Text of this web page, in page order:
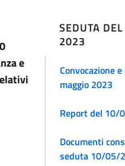
e
SEDUTA
2023
Convocazione
maggio 2023
Report del 10/
Documenti
seduta 10/05/